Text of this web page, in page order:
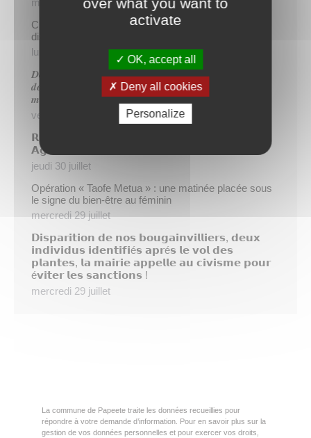
mercredi 5 août
Cinq demandeurs d’emploi de Papeete intègrent le
dispositif TIATURI AMO
lundi 3 août
𝑫𝒆𝒖𝒙 𝒔𝒂𝒑𝒆𝒖𝒓𝒔-𝒑𝒐𝒎𝒑𝒊𝒆𝒓𝒔 𝒅𝒆 𝑷𝒂𝒑𝒆𝒆𝒕𝒆 𝒂𝒖𝒙 𝒄𝒐̂𝒕𝒆́𝒔 𝒅𝒖
𝒅𝒆́𝒕𝒂𝒄𝒉𝒆𝒎𝒆𝒏𝒕 𝒑𝒐𝒍𝒚𝒏𝒆́𝒔𝒊𝒆𝒏 𝒆𝒏 𝒓𝒆𝒏𝒇𝒐𝒓𝒕 𝒅𝒆𝒔 𝒆́𝒒𝒖𝒊𝒑𝒆𝒔
𝒎𝒐𝒃𝒊𝒍𝒊𝒔𝒆́𝒆𝒔 𝒅𝒂𝒏𝒔 𝒍’𝑯𝒆𝒙𝒂𝒈𝒐𝒏𝒆
vendredi 31 juillet
𝗥é𝘂𝗻𝗶𝗼𝗻 𝗱’𝗶𝗻𝗳𝗼𝗿𝗺𝗮𝘁𝗶𝗼𝗻 𝘀𝘂𝗿 𝗹𝗮 𝗳𝗶𝗹𝗶è𝗿𝗲
𝗔𝗴𝗿𝗶𝗰𝗼𝗹𝗲
jeudi 30 juillet
Opération « Taofe Metua » : une matinée placée sous
le signe du bien-être au féminin
mercredi 29 juillet
𝗗𝗶𝘀𝗽𝗮𝗿𝗶𝘁𝗶𝗼𝗻 𝗱𝗲 𝗻𝗼𝘀 𝗯𝗼𝘂𝗴𝗮𝗶𝗻𝘃𝗶𝗹𝗹𝗶𝗲𝗿𝘀, 𝗱𝗲𝘂𝘅
𝗶𝗻𝗱𝗶𝘃𝗶𝗱𝘂𝘀 𝗶𝗱𝗲𝗻𝘁𝗶𝗳𝗶é𝘀 𝗮𝗽𝗿é𝘀 𝗹𝗲 𝘃𝗼𝗹 𝗱𝗲𝘀
𝗽𝗹𝗮𝗻𝘁𝗲𝘀, 𝗹𝗮 𝗺𝗮𝗶𝗿𝗶𝗲 𝗮𝗽𝗽𝗲𝗹𝗹𝗲 𝗮𝘂 𝗰𝗶𝘃𝗶𝘀𝗺𝗲 𝗽𝗼𝘂𝗿
é𝘃𝗶𝘁𝗲𝗿 𝗹𝗲𝘀 𝘀𝗮𝗻𝗰𝘁𝗶𝗼𝗻𝘀 !
mercredi 29 juillet
La commune de Papeete traite les données recueillies pour
répondre à votre demande d’information. Pour en savoir plus sur la
gestion de vos données personnelles et pour exercer vos droits,
activate
OK, accept all
Deny all cookies
Personalize